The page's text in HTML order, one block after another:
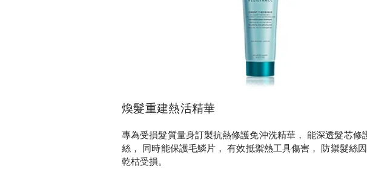
煥髮重建熱活精華
專為受損髮質量身訂製抗熱修護免沖洗精華， 能深透髮芯修
絲， 同時能保護毛鱗片， 有效抵禦熱工具傷害， 防禦髮絲
乾枯受損。